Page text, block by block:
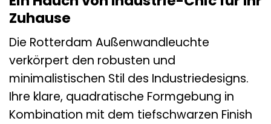
Zuhause
Die Rotterdam Außenwandleuchte
verkörpert den robusten und
minimalistischen Stil des Industriedesigns.
Ihre klare, quadratische Formgebung in
Kombination mit dem tiefschwarzen Finish